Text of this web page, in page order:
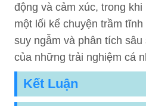
động và cảm xúc, trong
một lối kể chuyện trầm
suy ngẫm và phân tích
của những trải nghiệm cá
Kết Luận